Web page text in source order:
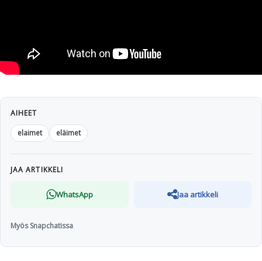
AIHEET
elaimet
eläimet
JAA ARTIKKELI
WhatsApp Jaa artikkeli
Myös Snapchatissa